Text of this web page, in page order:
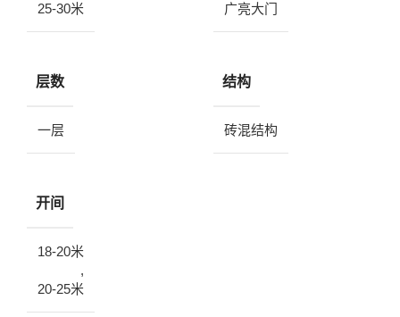
25-30米
广亮大门
层数
一层
结构
砖混结构
开间
18-20米
,
20-25米